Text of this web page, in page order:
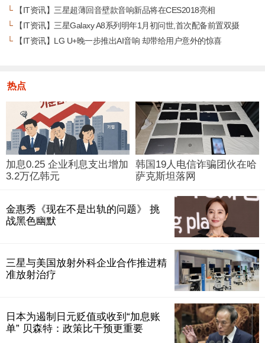
└【IT资讯】三星超薄回音壁款音响新品将在CES2018亮相
└【IT资讯】三星Galaxy A8系列明年1月初问世,首次配备前置双摄
└【IT资讯】LG U+晚一步推出AI音响 却带给用户意外的惊喜
热点
加息0.25 企业利息支出增加
3.2万亿韩元
韩国19人电信诈骗团伙在哈
萨克斯坦落网
金惠秀《现在不是出轨的问题》 挑
战黑色幽默
三星与美国放射外科企业合作推进精
准放射治疗
日本为遏制日元贬值或收到“加息账
单” 贝森特：政策比干预更重要